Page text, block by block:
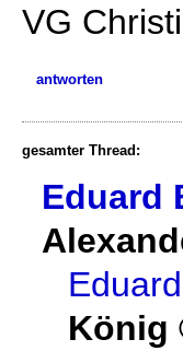
VG
antworten
gesamter Thread:
Eduard
König